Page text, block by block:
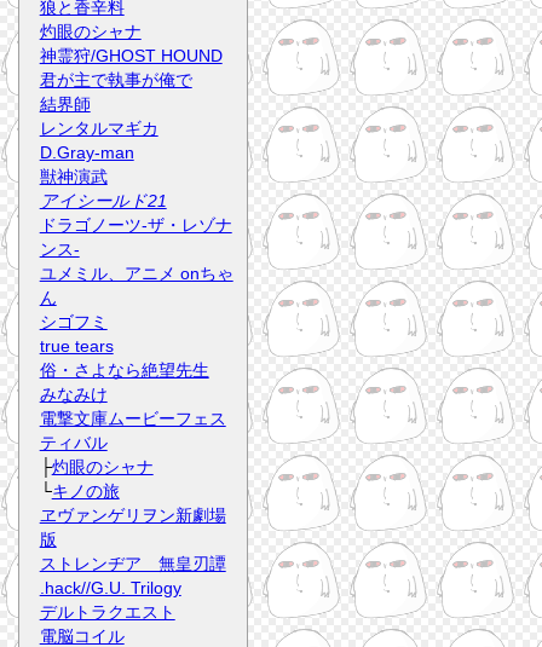
狼と香辛料
灼眼のシャナ
神霊狩/GHOST HOUND
君が主で執事が俺で
結界師
レンタルマギカ
D.Gray-man
獣神演武
アイシールド21
ドラゴノーツ-ザ・レゾナ
ンス-
ユメミル、アニメ onちゃ
ん
シゴフミ
true tears
俗・さよなら絶望先生
みなみけ
電撃文庫ムービーフェス
ティバル
├灼眼のシャナ
└キノの旅
ヱヴァンゲリヲン新劇場
版
ストレンヂア 無皇刃譚
.hack//G.U. Trilogy
デルトラクエスト
電脳コイル